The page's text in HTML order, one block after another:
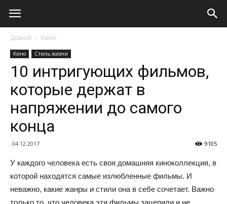
Домой Кино
Кино Стиль жизни
10 интригующих фильмов,
которые держат в
напряжении до самого
конца
04.12.2017 9105
У каждого человека есть своя домашняя киноколлекция, в
которой находятся самые излюбленные фильмы. И
неважно, какие жанры и стили она в себе сочетает. Важно
только то, что человека эти фильмы зацепили и не